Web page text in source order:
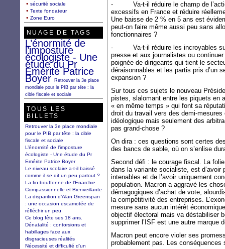
- Va-t-il réduire le champ de
excessifs en France et réduire
Une baisse de 2 % en 5 ans est
peut-on faire même aussi peu sans
fonctionnaires ?
- Va-t-il réduire les incroyables
presse et aux journalistes ou
poignée de dirigeants qui tient le
déraisonnables et les partis pris d’un
expansion ?
Sur tous ces sujets le nouveau
pistes, slalomant entre les piquets en
« en même temps » qui font sa
droit du travail vers des demi-
idéologique mais seulement des
pas grand-chose ?
On dira : ces questions sont certes
des bancs de sable, où on s’enlise
Second défi : le courage fiscal. La
dans la variante socialiste, est
intenables et de l’avoir uniquement
population. Macron a aggravé les
démagogiques d’achat de vote,
la compétitivité des entreprises.
mesure sans aucun intérêt
objectif électoral mais va déstabiliser
supprimer l’ISF est une autre marque
Macron peut encore violer ses
probablement pas. Les
sécurité sociale
Texte fondateur
Zone Euro
NUAGE DE TAGS
L’énormité de
l’imposture
écologiste - Une
étude du Pr
Emérite Patrice
BoyerRetrouver la 3e place
mondiale pour le PIB par tête : la
cible fiscale et sociale
TOUS LES
BILLETS
Retrouver la 3e place mondiale
pour le PIB par tête : la cible
fiscale et sociale
L’énormité de l’imposture
écologiste - Une étude du Pr
Emérite Patrice Boyer
Le niveau scolaire a-t-il baissé
comme il se dit un peu partout ?
La fin bouffonne de l’Enarchie
Compassionnelle et Bienveillante
La disparition d’Alan Greenspan
: une occasion escamotée de
réfléchir un peu
Ce blog fête ses 18 ans.
Dénatalité : contorsions et
habillages face aux
disgracieuses réalités
Nécessité et difficulté d'un